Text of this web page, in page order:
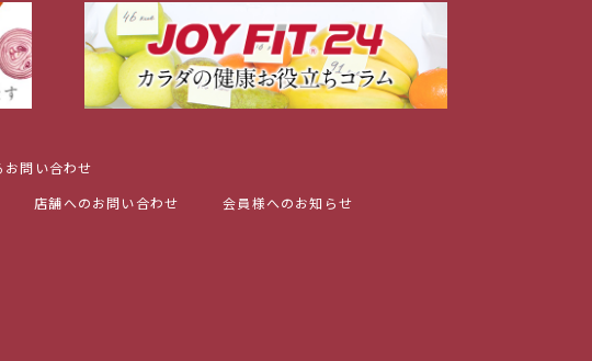
問い合わせ
店舗へのお問い合わせ
会員様へのお知らせ